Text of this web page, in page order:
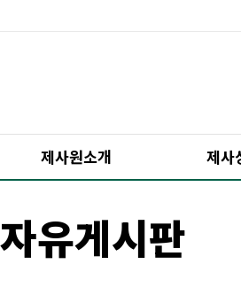
제사원소개 제사
자유게시판